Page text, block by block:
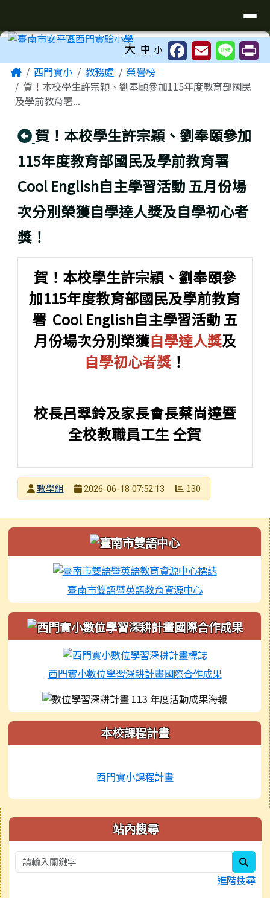
工具列 大 中 小
主內容區域
Home西門實小 教務處
榮譽榜
賀！本校學生許宗穎、劉奉頤參加115年度教育部國民
及學前教育署...
回上頁
賀！本校學生許宗穎、劉奉頤參加
115年度教育部國民及學前教育署
Cool English自主學習活動 五月份場
次分別榮獲自學達人獎及自學初心者
獎！
賀！本校學生許宗穎、劉奉頤參
加115年度教育部國民及學前教育
署 Cool English自主學習活動 五
月份場次分別榮獲自學達人獎及
自學初心者獎！
校長呂翠鈴及家長會長蔡尚達暨
全校教職員工生 仝賀
發布者
教學組
2026-06-18 07:52:13 130
左邊區域內容
臺南市雙語暨英語教育資源中心
西門實小數位學習深耕計畫國際合作成果
本校課程計畫
西門實小課程計畫
右邊區域內容 站內搜尋
進階搜尋
頁尾區域